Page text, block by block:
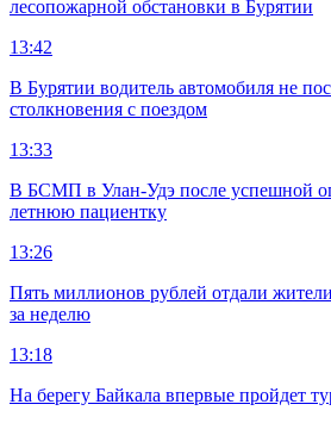
лесопожарной обстановки в Бурятии
13:42
В Бурятии водитель автомобиля не
столкновения с поездом
13:33
В БСМП в Улан-Удэ после успешной
летнюю пациентку
13:26
Пять миллионов рублей отдали
за неделю
13:18
На берегу Байкала впервые пройдет